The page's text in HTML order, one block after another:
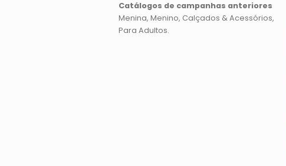
Catálogos de campanhas anteriores
Menina Menino Calçados & Acessórios
Para Adultos